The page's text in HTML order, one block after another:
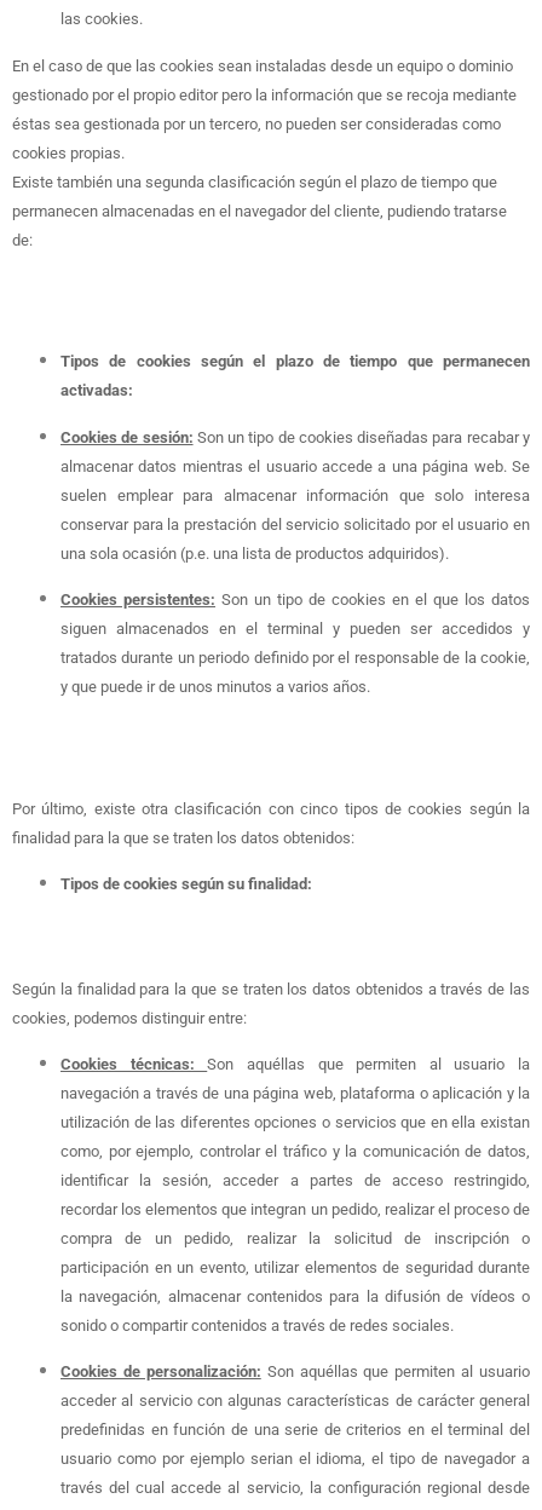
las cookies.
En el caso de que las cookies sean instaladas desde un equipo o dominio
gestionado por el propio editor pero la información que se recoja mediante
éstas sea gestionada por un tercero, no pueden ser consideradas como
cookies propias.
Existe también una segunda clasificación según el plazo de tiempo que
permanecen almacenadas en el navegador del cliente, pudiendo tratarse
de:
Tipos de cookies según el plazo de tiempo que permanecen
activadas:
Cookies de sesión: Son un tipo de cookies diseñadas para recabar y
almacenar datos mientras el usuario accede a una página web. Se
suelen emplear para almacenar información que solo interesa
conservar para la prestación del servicio solicitado por el usuario en
una sola ocasión (p.e. una lista de productos adquiridos).
Cookies persistentes: Son un tipo de cookies en el que los datos
siguen almacenados en el terminal y pueden ser accedidos y
tratados durante un periodo definido por el responsable de la cookie,
y que puede ir de unos minutos a varios años.
Por último, existe otra clasificación con cinco tipos de cookies según la
finalidad para la que se traten los datos obtenidos:
Tipos de cookies según su finalidad:
Según la finalidad para la que se traten los datos obtenidos a través de las
cookies, podemos distinguir entre:
Cookies técnicas:Son aquéllas que permiten al usuario la
navegación a través de una página web, plataforma o aplicación y la
utilización de las diferentes opciones o servicios que en ella existan
como, por ejemplo, controlar el tráfico y la comunicación de datos,
identificar la sesión, acceder a partes de acceso restringido,
recordar los elementos que integran un pedido, realizar el proceso de
compra de un pedido, realizar la solicitud de inscripción o
participación en un evento, utilizar elementos de seguridad durante
la navegación, almacenar contenidos para la difusión de vídeos o
sonido o compartir contenidos a través de redes sociales.
Cookies de personalización: Son aquéllas que permiten al usuario
acceder al servicio con algunas características de carácter general
predefinidas en función de una serie de criterios en el terminal del
usuario como por ejemplo serian el idioma, el tipo de navegador a
través del cual accede al servicio, la configuración regional desde